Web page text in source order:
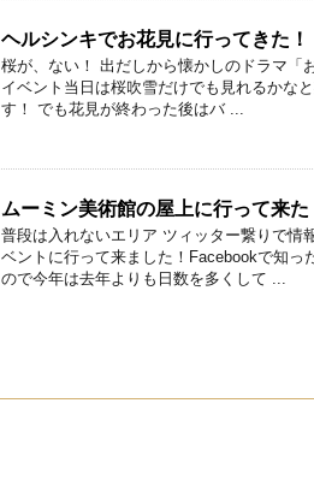
ヘルシンキでお花見に行ってきた！
桜が、ない！ 出だしから懐かしのドラマ「
イベント当日は桜吹雪だけでも見れるかな
す！ でも花見が終わった後はバ ...
ムーミン美術館の屋上に行って来た
普段は入れないエリア ツィッター繋りで情
ベントに行って来ました！Facebookで知っ
ので今年は去年よりも日数を多くして ...